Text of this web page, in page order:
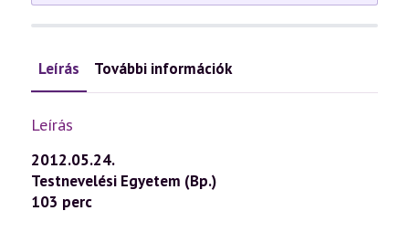
Leírás További információk
Leírás
2012.05.24.
Testnevelési Egyetem (Bp.)
103 perc